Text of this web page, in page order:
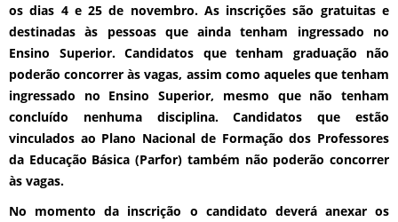
os dias 4 e 25 de novembro. As inscrições são gratuitas e
destinadas às pessoas que ainda tenham ingressado no
Ensino Superior. Candidatos que tenham graduação não
poderão concorrer às vagas, assim como aqueles que tenham
ingressado no Ensino Superior, mesmo que não tenham
concluído nenhuma disciplina. Candidatos que estão
vinculados ao Plano Nacional de Formação dos Professores
da Educação Básica (Parfor) também não poderão concorrer
às vagas.
No momento da inscrição o candidato deverá anexar os